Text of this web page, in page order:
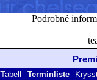
Podrobné
Terminliste